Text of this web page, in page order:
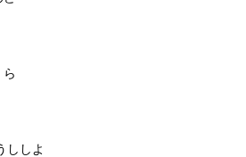
ししよ